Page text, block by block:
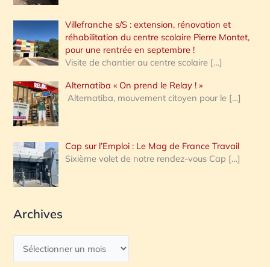
Villefranche s/S : extension, rénovation et
réhabilitation du centre scolaire Pierre Montet,
pour une rentrée en septembre !
Visite de chantier au centre scolaire […]
Alternatiba « On prend le Relay ! »
Alternatiba, mouvement citoyen pour le […]
Cap sur l’Emploi : Le Mag de France Travail
Sixième volet de notre rendez-vous Cap […]
Archives